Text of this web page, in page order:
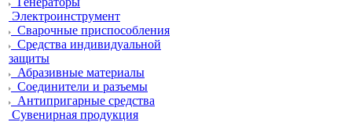
Электроинструмент
Сварочные приспособления
Средства индивидуальной
защиты
Абразивные материалы
Соединители и разъемы
Антипригарные средства
Сувенирная продукция